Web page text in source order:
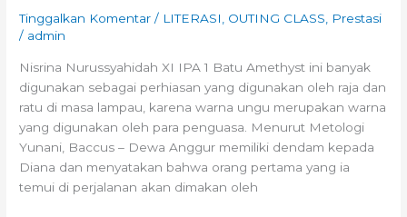
Tinggalkan Komentar / LITERASI, OUTING CLASS, Prestasi
/ admin
Nisrina Nurussyahidah XI IPA 1 Batu Amethyst ini banyak
digunakan sebagai perhiasan yang digunakan oleh raja dan
ratu di masa lampau, karena warna ungu merupakan warna
yang digunakan oleh para penguasa. Menurut Metologi
Yunani, Baccus – Dewa Anggur memiliki dendam kepada
Diana dan menyatakan bahwa orang pertama yang ia
temui di perjalanan akan dimakan oleh